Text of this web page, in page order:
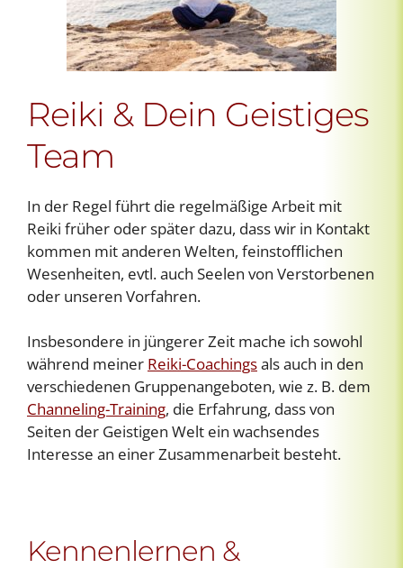
Reiki & Dein Geistiges
Team
In der Regel führt die regelmäßige Arbeit mit
Reiki früher oder später dazu, dass wir in Kontakt
kommen mit anderen Welten, feinstofflichen
Wesenheiten, evtl. auch Seelen von Verstorbenen
oder unseren Vorfahren.
Insbesondere in jüngerer Zeit mache ich sowohl
während meiner Reiki-Coachingsals auch in den
verschiedenen Gruppenangeboten, wie z. B. dem
Channeling-Training, die Erfahrung, dass von
Seiten der Geistigen Welt ein wachsendes
Interesse an einer Zusammenarbeit besteht.
Kennenlernen &